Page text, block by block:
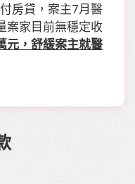
房貸，案主7月醫
案家目前無穩定收
元，舒緩案主就醫